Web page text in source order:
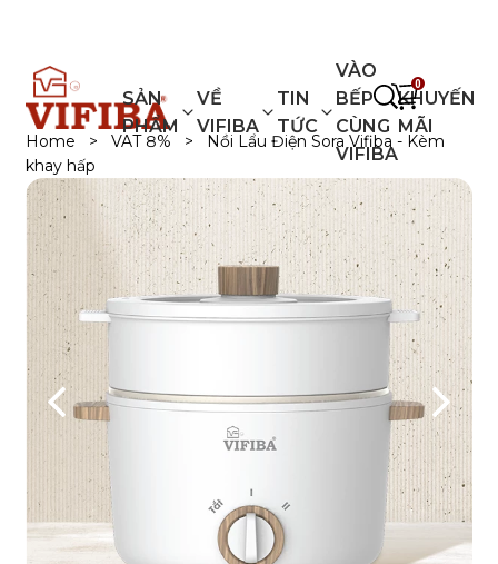
SẢN
PHẨM
VỀ
VIFIBA
TIN
TỨC
VÀO
BẾP
CÙNG
VIFIBA
KHUYẾN
MÃI
0
Home > VAT 8% >
Nồi Lẩu Điện Sora Vifiba - Kèm
khay hấp